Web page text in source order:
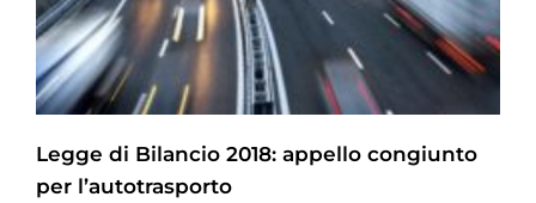
Legge di Bilancio 2018: appello congiunto
per l’autotrasporto